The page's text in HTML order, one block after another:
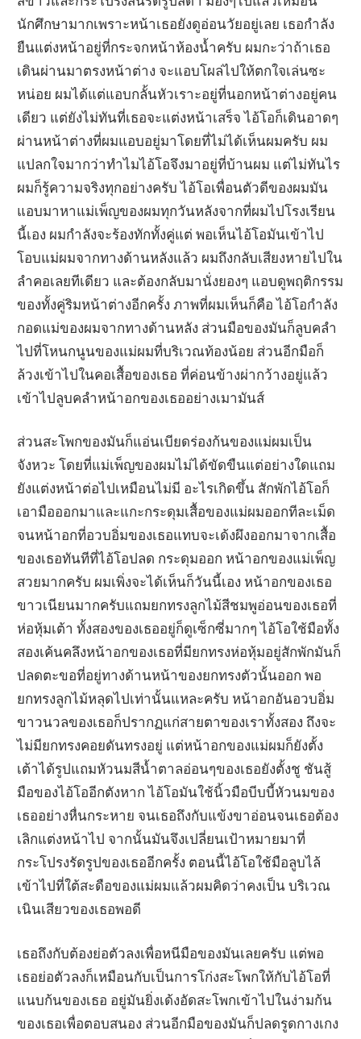
นักศึกษามากเพราะหน้าเธอยังดูอ่อนวัยอยู่เลย เธอกำลัง
ยืนแต่งหน้าอยู่ที่กระจกหน้าห้องน้ำครับ ผมกะว่าถ้าเธอ
เดินผ่านมาตรงหน้าต่าง จะแอบโผล่ไปให้ตกใจเล่นซะ
หน่อย ผมได้แต่แอบกลั้นหัวเราะอยู่ที่นอกหน้าต่างอยู่คน
เดียว แต่ยังไม่ทันที่เธอจะแต่งหน้าเสร็จ ไอ้โอก็เดินอาดๆ
ผ่านหน้าต่างที่ผมแอบอยู่มาโดยที่ไม่ได้เห็นผมครับ ผม
แปลกใจมากว่าทำไมไอ้โอจึงมาอยู่ที่บ้านผม แต่ไม่ทันไร
ผมก็รู้ความจริงทุกอย่างครับ ไอ้โอเพื่อนตัวดีของผมมัน
แอบมาหาแม่เพ็ญของผมทุกวันหลังจากที่ผมไปโรงเรียน
นี้เอง ผมกำลังจะร้องทักทั้งคู่แต่ พอเห็นไอ้โอมันเข้าไป
โอบแม่ผมจากทางด้านหลังแล้ว ผมถึงกลับเสียงหายไปใน
ลำคอเลยทีเดียว และต้องกลับมานั่งยองๆ แอบดูพฤติกรรม
ของทั้งคู่ริมหน้าต่างอีกครั้ง ภาพที่ผมเห็นก็คือ ไอ้โอกำลัง
กอดแม่ของผมจากทางด้านหลัง ส่วนมือของมันก็ลูบคลำ
ไปที่โหนกนูนของแม่ผมที่บริเวณท้องน้อย ส่วนอีกมือก็
ล้วงเข้าไปในคอเสื้อของเธอ ที่ค่อนข้างผ่ากว้างอยู่แล้ว
เข้าไปลูบคลำหน้าอกของเธออย่างเมามันส์
ส่วนสะโพกของมันก็แอ่นเบียดร่องก้นของแม่ผมเป็น
จังหวะ โดยที่แม่เพ็ญของผมไม่ได้ขัดขืนแต่อย่างใดแถม
ยังแต่งหน้าต่อไปเหมือนไม่มี อะไรเกิดขึ้น สักพักไอ้โอก็
เอามือออกมาและแกะกระดุมเสื้อของแม่ผมออกทีละเม็ด
จนหน้าอกที่อวบอิ่มของเธอแทบจะเด้งผึงออกมาจากเสื้อ
ของเธอทันทีที่ไอ้โอปลด กระดุมออก หน้าอกของแม่เพ็ญ
สวยมากครับ ผมเพิ่งจะได้เห็นก็วันนี้เอง หน้าอกของเธอ
ขาวเนียนมากครับแถมยกทรงลูกไม้สีชมพูอ่อนของเธอที่
ห่อหุ้มเต้า ทั้งสองของเธออยู่ก็ดูเซ็กซี่มากๆ ไอ้โอใช้มือทั้ง
สองเค้นคลึงหน้าอกของเธอที่มียกทรงห่อหุ้มอยู่สักพักมันก็
ปลดตะขอที่อยู่ทางด้านหน้าของยกทรงตัวนั้นออก พอ
ยกทรงลูกไม้หลุดไปเท่านั้นแหละครับ หน้าอกอันอวบอิ่ม
ขาวนวลของเธอก็ปรากฏแก่สายตาของเราทั้งสอง ถึงจะ
ไม่มียกทรงคอยดันทรงอยู่ แต่หน้าอกของแม่ผมก็ยังตั้ง
เต้าได้รูปแถมหัวนมสีน้ำตาลอ่อนๆของเธอยังตั้งชู ชันสู้
มือของไอ้โออีกตังหาก ไอ้โอมันใช้นิ้วมือบีบบี้หัวนมของ
เธออย่างหื่นกระหาย จนเธอถึงกับแข้งขาอ่อนจนเธอต้อง
เลิกแต่งหน้าไป จากนั้นมันจึงเปลี่ยนเป้าหมายมาที่
กระโปรงรัดรูปของเธออีกครั้ง ตอนนี้ไอ้โอใช้มือลูบไล้
เข้าไปที่ใต้สะดือของแม่ผมแล้วผมคิดว่าคงเป็น บริเวณ
เนินเสียวของเธอพอดี
เธอถึงกับต้องย่อตัวลงเพื่อหนีมือของมันเลยครับ แต่พอ
เธอย่อตัวลงก็เหมือนกับเป็นการโก่งสะโพกให้กับไอ้โอที่
แนบก้นของเธอ อยู่มันยิ่งเด้งอัดสะโพกเข้าไปในง่ามก้น
ของเธอเพื่อตอบสนอง ส่วนอีกมือของมันก็ปลดรูดกางเกง